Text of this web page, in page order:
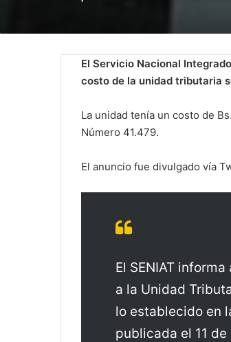
El Servicio Nacional
costo de la unidad tributaria
La unidad tenía un costo de
Número 41.479.
El anuncio fue divulgado vía
El SENIAT
a la Unidad
lo establecido en
publicada el 11